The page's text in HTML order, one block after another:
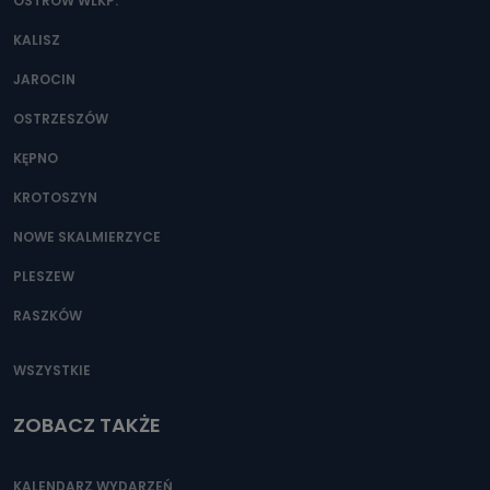
Można to zrobić pod numerem telefonu 62 735-51-05 lub
e-mailowo pod adresem: poczta@tvproart.pl
KALISZ
JAROCIN
OSTRZESZÓW
KĘPNO
KROTOSZYN
NOWE SKALMIERZYCE
PLESZEW
RASZKÓW
WSZYSTKIE
ZOBACZ TAKŻE
KALENDARZ WYDARZEŃ